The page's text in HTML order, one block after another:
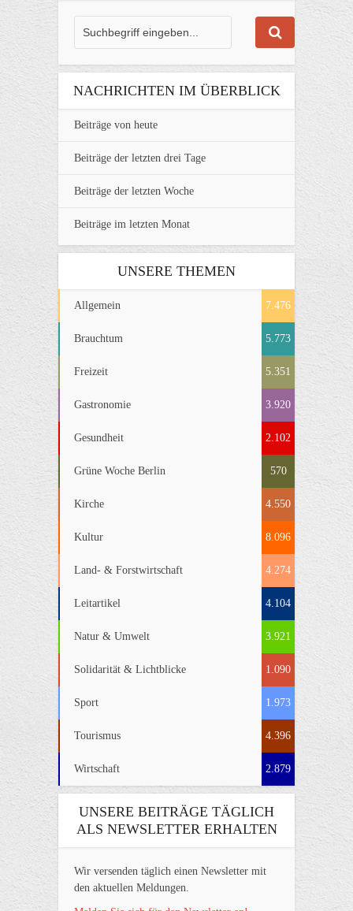
NACHRICHTEN IM ÜBERBLICK
Beiträge von heute
Beiträge der letzten drei Tage
Beiträge der letzten Woche
Beiträge im letzten Monat
UNSERE THEMEN
Allgemein 7.476
Brauchtum 5.773
Freizeit 5.351
Gastronomie 3.920
Gesundheit 2.102
Grüne Woche Berlin 570
Kirche 4.550
Kultur 8.096
Land- & Forstwirtschaft 4.274
Leitartikel 4.104
Natur & Umwelt 3.921
Solidarität & Lichtblicke 1.090
Sport 1.973
Tourismus 4.396
Wirtschaft 2.879
UNSERE BEITRÄGE TÄGLICH
ALS NEWSLETTER ERHALTEN
Wir versenden täglich einen Newsletter mit
den aktuellen Meldungen.